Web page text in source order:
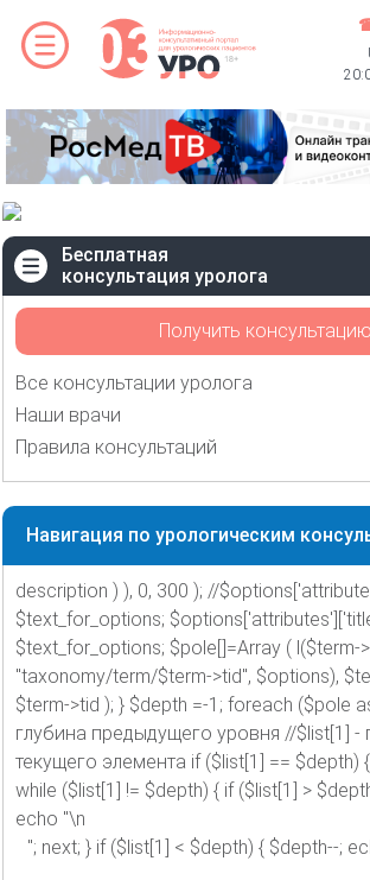
Бесплатная
консультация уролога
Получить консультацию
Все консультации уролога
Наши врачи
Правила консультаций
Навигация по урологическим
description ) ), 0, 300 ); //
$text_for_options;
$text_for_options; $pole[]=Array ( l($term-
"taxonomy/term/$term->tid", $options),
$term->tid ); } $depth =-1; foreach ($pole
глубина предыдущего уровня //$list[1] -
текущего элемента if ($list[1] == $depth)
while ($list[1] != $depth) { if ($list[1] >
echo "\n
"; next; } if ($list[1] < $depth) { $depth--;